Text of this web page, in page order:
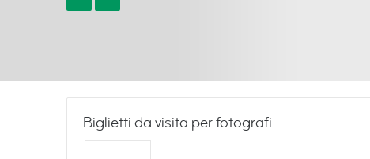
Biglietti da visita per fotografi